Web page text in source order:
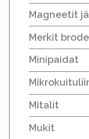
Magneetit
Merkit
Minipaidat
Mitalit
Mukit